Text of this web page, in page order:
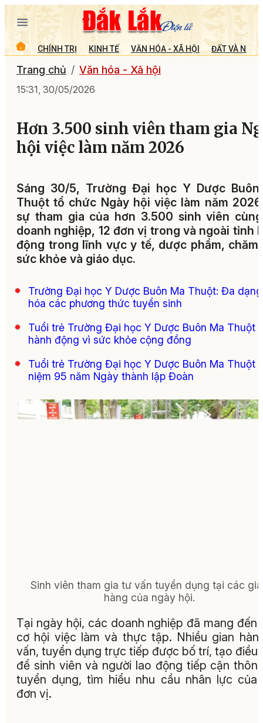
CHÍNH TRỊ KINH TẾ VĂN HÓA - XÃ HỘI ĐẤT VÀ
Trang chủ Văn hóa - Xã hội
15:31, 30/05/2026
Hơn 3.500 sinh viên tham gia
hội việc làm năm 2026
Sáng 30/5, Trường Đại học Y Dược Buôn
Thuột tổ chức Ngày hội việc làm năm
sự tham gia của hơn 3.500 sinh viên
doanh nghiệp, 12 đơn vị trong và ngoài tỉnh
động trong lĩnh vực y tế, dược phẩm, chăm
sức khỏe và giáo dục.
Trường Đại học Y Dược Buôn Ma Thuột: Đa dạng
hóa các phương thức tuyển sinh
Tuổi trẻ Trường Đại học Y Dược Buôn Ma Thuột
hành động vì sức khỏe cộng đồng
Tuổi trẻ Trường Đại học Y Dược Buôn Ma Thuột
niệm 95 năm Ngày thành lập Đoàn
Sinh viên tham gia tư vấn tuyển dụng tại các
hàng của ngày hội.
Tại ngày hội, các doanh nghiệp đã mang đến
cơ hội việc làm và thực tập. Nhiều gian
vấn, tuyển dụng trực tiếp được bố trí, tạo điều
để sinh viên và người lao động tiếp cận
tuyển dụng, tìm hiểu nhu cầu nhân lực của
đơn vị.